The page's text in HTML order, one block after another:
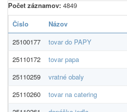
Počet záznamov: 4849
Číslo
Názov
25100177
tovar do PAPY
25110172
tovar papa
25110259
vratné obaly
25110260
tovar na catering